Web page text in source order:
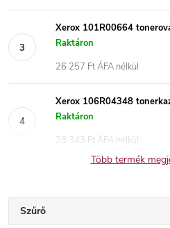
Xerox 101R00664
Raktáron
26 257 Ft ÁFA nélkül
Xerox 106R04348
Raktáron
28 343 Ft ÁFA nélkül
Több termék
Szűrő